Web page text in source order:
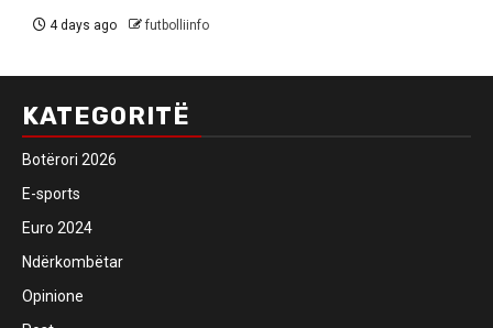
4 days ago futbolliinfo
KATEGORITË
Botërori 2026
E-sports
Euro 2024
Ndërkombëtar
Opinione